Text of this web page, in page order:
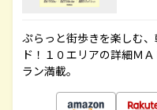
ぷらっと街歩きを楽しむ
ド！１０エリアの詳細Ｍ
ラン満載。